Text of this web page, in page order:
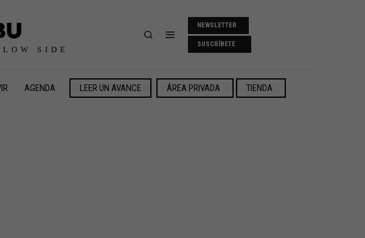
SIDE
NEWSLETTER
SUSCRÍBETE
AGENDA LEER UN AVANCE ÁREA PRIVADA TIENDA